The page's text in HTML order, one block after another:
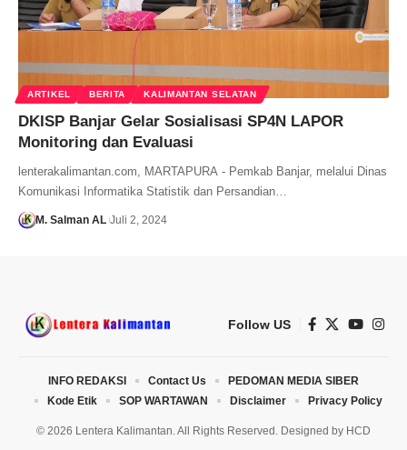
ARTIKEL BERITA KALIMANTAN SELATAN
DKISP Banjar Gelar Sosialisasi SP4N LAPOR
Monitoring dan Evaluasi
lenterakalimantan.com, MARTAPURA - Pemkab Banjar, melalui Dinas
Komunikasi Informatika Statistik dan Persandian…
M. Salman AL Juli 2, 2024
Follow US
© 2026 Lentera Kalimantan. All Rights Reserved. Designed by HCD
INFO REDAKSI Contact Us
PEDOMAN MEDIA SIBER
Kode Etik
SOP WARTAWAN Disclaimer Privacy Policy